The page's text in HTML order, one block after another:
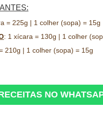
= 225g | 1 colher (sopa) = 15g
: 1 xícara = 130g | 1 colher
210g | 1 colher (sopa) = 15g
NO